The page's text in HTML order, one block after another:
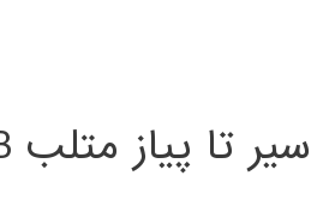
سیر تا پیاز متلب MATLAB